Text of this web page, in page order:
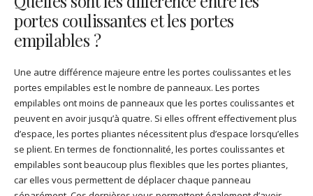
portes coulissantes et les portes
empilables ?
Une autre différence majeure entre les portes coulissantes et les
portes empilables est le nombre de panneaux. Les portes
empilables ont moins de panneaux que les portes coulissantes et
peuvent en avoir jusqu’à quatre. Si elles offrent effectivement plus
d’espace, les portes pliantes nécessitent plus d’espace lorsqu’elles
se plient. En termes de fonctionnalité, les portes coulissantes et
empilables sont beaucoup plus flexibles que les portes pliantes,
car elles vous permettent de déplacer chaque panneau